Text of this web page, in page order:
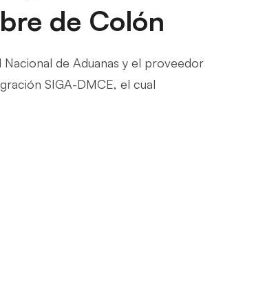
de Colón
de Aduanas y el proveedor
SIGA-DMCE, el cual